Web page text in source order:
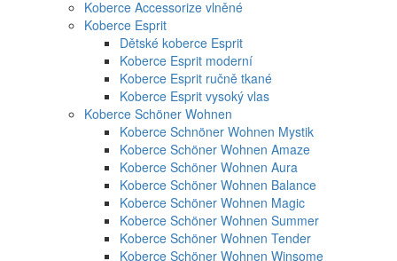
Koberce Accessorize vlněné
Koberce Esprit
Dětské koberce Esprit
Koberce Esprit moderní
Koberce Esprit ručně tkané
Koberce Esprit vysoký vlas
Koberce Schöner Wohnen
Koberce Schnöner Wohnen Mystik
Koberce Schöner Wohnen Amaze
Koberce Schöner Wohnen Aura
Koberce Schöner Wohnen Balance
Koberce Schöner Wohnen Magic
Koberce Schöner Wohnen Summer
Koberce Schöner Wohnen Tender
Koberce Schöner Wohnen Winsome